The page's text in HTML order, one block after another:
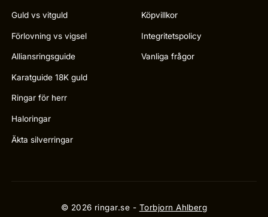
Guld vs vitguld
Förlovning vs vigsel
Alliansringsguide
Karatguide 18K guld
Ringar för herr
Haloringar
Äkta silverringar
Köpvillkor
Integritetspolicy
Vanliga frågor
© 2026 ringar.se - Torbjorn Ahlberg